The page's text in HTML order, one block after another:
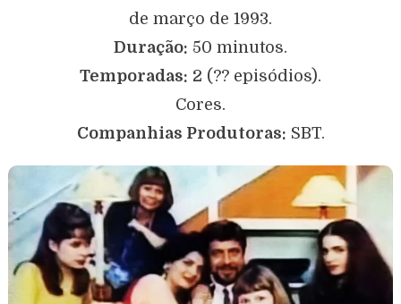
de março de 1993.
Duração: 50 minutos.
Temporadas: 2 (?? episódios).
Cores.
Companhias Produtoras: SBT.